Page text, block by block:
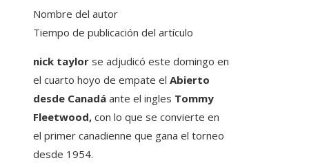
Nombre del autor
Tiempo de publicación del artículo
nick taylor se adjudicó este domingo en
el cuarto hoyo de empate el Abierto
desde Canadá ante el ingles Tommy
Fleetwood, con lo que se convierte en
el primer canadienne que gana el torneo
desde 1954.